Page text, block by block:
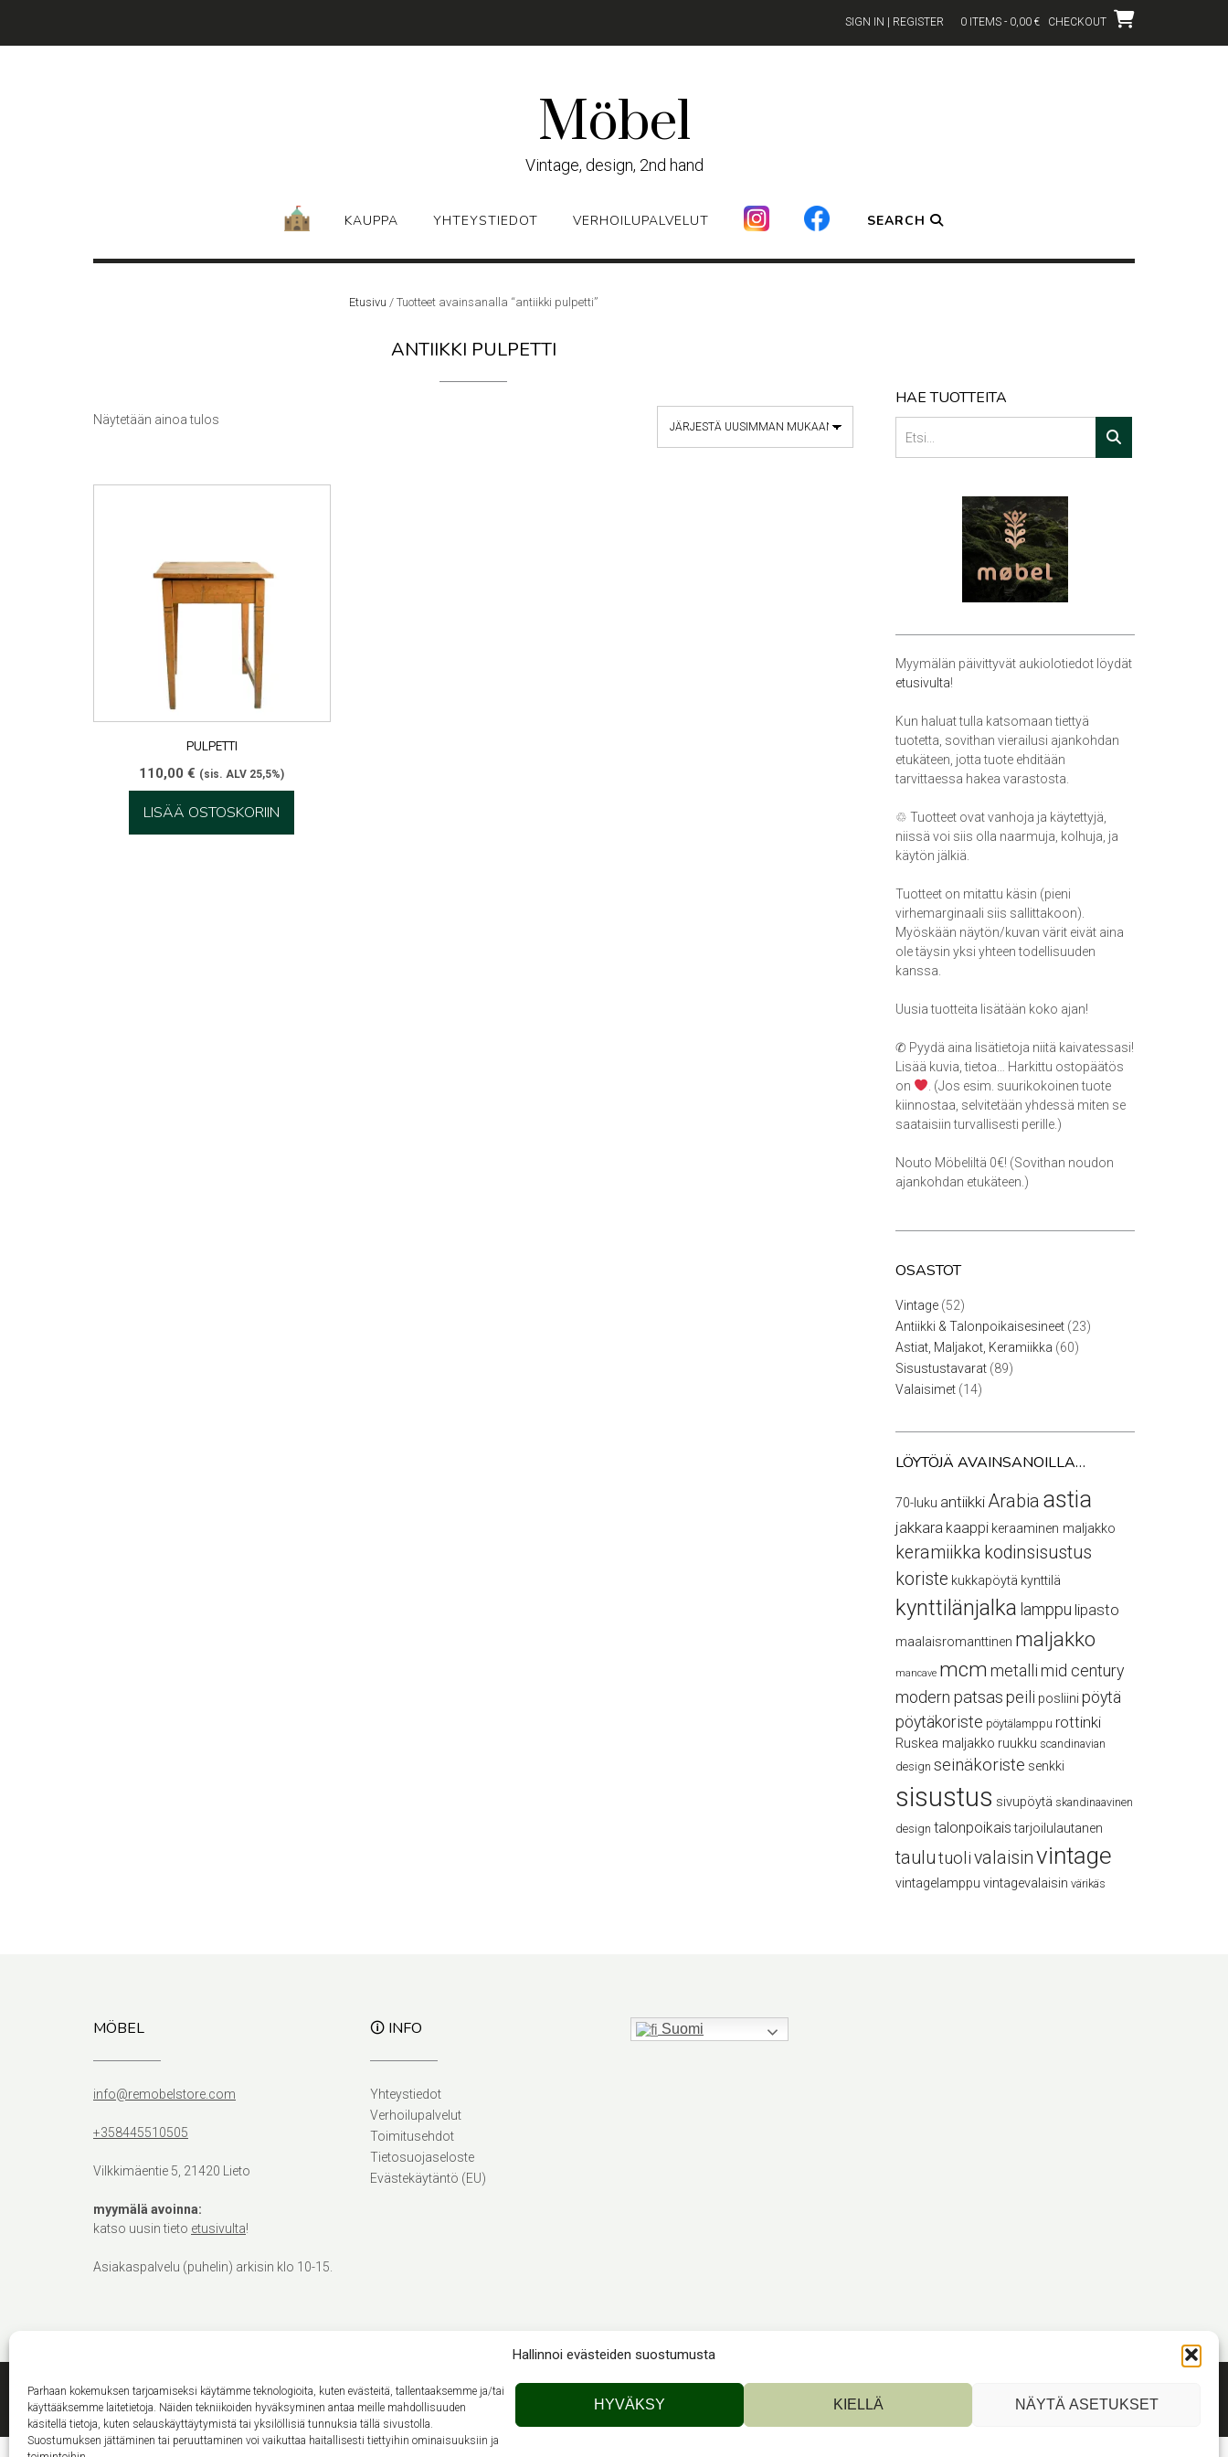
Hallinnoi evästeiden suostumusta
Parhaan kokemuksen tarjoamiseksi käytämme teknologioita, kuten evästeitä, tallentaaksemme ja/tai
käyttääksemme laitetietoja. Näiden tekniikoiden hyväksyminen antaa meille mahdollisuuden
käsitellä tietoja, kuten selauskäyttäytymistä tai yksilöllisiä tunnuksia tällä sivustolla.
Suostumuksen jättäminen tai peruuttaminen voi vaikuttaa haitallisesti tiettyihin ominaisuuksiin ja
HYVÄKSY KIELLÄ NÄYTÄ ASETUKSET
content
SIGN IN | REGISTER 0 ITEMS - 0,00 € CHECKOUT
Möbel
Vintage, design, 2nd hand
KAUPPA YHTEYSTIEDOT VERHOILUPALVELUT SEARCH
Etusivu / Tuotteet avainsanalla “antiikki pulpetti”
ANTIIKKI PULPETTI
Näytetään ainoa tulos
PULPETTI
110,00€ (sis. ALV 25,5%)
LISÄÄ OSTOSKORIIN
HAE TUOTTEITA
Myymälän päivittyvät aukiolotiedot löydät
etusivulta!
Kun haluat tulla katsomaan tiettyä
tuotetta, sovithan vierailusi ajankohdan
etukäteen, jotta tuote ehditään
tarvittaessa hakea varastosta.
♲ Tuotteet ovat vanhoja ja käytettyjä,
niissä voi siis olla naarmuja, kolhuja, ja
käytön jälkiä.
Tuotteet on mitattu käsin (pieni
virhemarginaali siis sallittakoon).
Myöskään näytön/kuvan värit eivät aina
ole täysin yksi yhteen todellisuuden
kanssa.
Uusia tuotteita lisätään koko ajan!
✆ Pyydä aina lisätietoja niitä kaivatessasi!
Lisää kuvia, tietoa… Harkittu ostopäätös
on
. (Jos esim. suurikokoinen tuote
kiinnostaa, selvitetään yhdessä miten se
saataisiin turvallisesti perille.)
Nouto Möbeliltä 0€! (Sovithan noudon
ajankohdan etukäteen.)
OSASTOT
Vintage 5252
tuotetta
Antiikki & Talonpoikaisesineet 2323
Astiat, Maljakot, Keramiikka 6060
Sisustustavarat 8989
Valaisimet 1414
LÖYTÖJÄ AVAINSANOILLA…
70-luku antiikki Arabia astia
jakkara kaappi keraaminen maljakko
keramiikka kodinsisustus
koriste kukkapöytä kynttilä
kynttilänjalka lamppu lipasto
maalaisromanttinen maljakko
mancave mcm metallimid century
modern patsaspeili posliini pöytä
pöytäkoriste pöytälamppu rottinki
Ruskea maljakko ruukku scandinavian
design seinäkoriste senkki
sisustus sivupöytä skandinaavinen
design talonpoikais tarjoilulautanen
taulutuolivalaisinvintage
vintagelamppu vintagevalaisin värikäs
MÖBEL
info@remobelstore.com
+358445510505
Vilkkimäentie 5, 21420 Lieto
myymälä avoinna:
katso uusin tieto etusivulta!
Asiakaspalvelu (puhelin) arkisin klo 10-15.
🛈 INFO
Yhteystiedot
Verhoilupalvelut
Toimitusehdot
Tietosuojaseloste
Evästekäytäntö (EU)
Suomi
Theme byOut the Box